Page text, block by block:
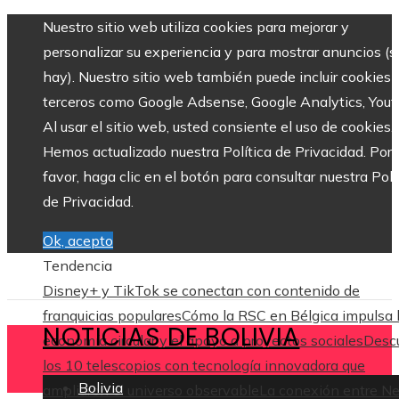
Nuestro sitio web utiliza cookies para mejorar y
personalizar su experiencia y para mostrar anuncios
hay). Nuestro sitio web también puede incluir cookies
terceros como Google Adsense, Google Analytics,
Al usar el sitio web, usted consiente el uso de cookies.
Hemos actualizado nuestra Política de Privacidad. Por
favor, haga clic en el botón para consultar nuestra
de Privacidad.
Ok, acepto
Tendencia
Disney+ y TikTok se conectan con contenido de
franquicias popularesCómo la RSC en Bélgica impulsa
economía circular y el apoyo a proyectos sociales
los 10 telescopios con tecnología innovadora que
ampliaron el universo observable La conexión entre
NOTICIAS DE BOLIVIA
Bolivia